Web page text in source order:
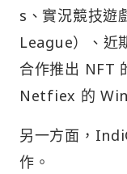
s、實況競技
League）、近
合作推出 NFT
Netfiex 的
另一方面，
作。